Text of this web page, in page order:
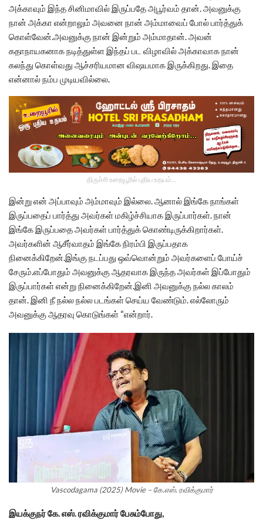
அக்காவும் இந்த சினிமாவில் இருப்பதே அபூர்வம் தான். அவனுக்கு
நான் அக்கா என்றாலும் அவனை நான் அம்மாவைப் போல் பார்த்துக்
கொள்வேன்.அவனுக்கு நான் இன்றும் அம்மாதான். அவன்
கதாநாயகனாக நடித்துள்ள இந்தப் பட விழாவில் அக்காவாக நான்
கலந்து கொள்வது ஆச்சரியமான விஷயமாக இருக்கிறது. இதை
என்னால் நம்ப முடியவில்லை.
திருச்சி உறையூரில் புதிய உதயம்...
இன்று என் அப்பாவும் அம்மாவும் இல்லை. ஆனால் இங்கே நாங்கள்
இருப்பதைப் பார்த்து அவர்கள் மகிழ்ச்சியாக இருப்பார்கள். நான்
இங்கே இருப்பதை அவர்கள் பார்த்துக் கொண்டிருக்கிறார்கள்.
அவர்களின் ஆசீர்வாதம் இங்கே நிரம்பி இருப்பதாக
நினைக்கிறேன்.இங்கு நடப்பது ஒவ்வொன்றும் அவர்களைப் போய்ச்
சேரும்.எப்போதும் அவனுக்கு ஆதரவாக இருந்த அவர்கள் இப்போதும்
இருப்பார்கள் என்று நினைக்கிறேன்.இனி அவனுக்கு நல்ல காலம்
தான். இனி நீ நல்ல நல்ல படங்கள் செய்ய வேண்டும். எல்லோரும்
அவனுக்கு ஆதரவு கொடுங்கள் “என்றார்.
Vascodagama (2025) Movie – கே.எஸ். ரவிக்குமார்
இயக்குநர் கே. எஸ். ரவிக்குமார் பேசும்போது,